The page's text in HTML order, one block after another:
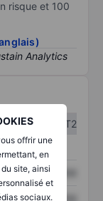
offrir une
en
site, ainsi
et
sociaux.
risque et 100
T2
XXXXXXX
XXXXXXX